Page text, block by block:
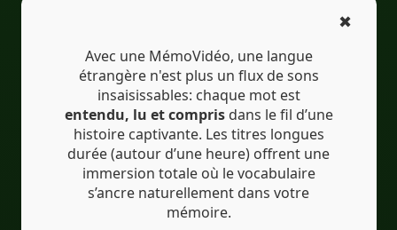
✖
Avec une MémoVidéo, une langue
étrangère n'est plus un flux de sons
insaisissables: chaque mot est
entendu, lu et comprisdans le fil d’une
histoire captivante. Les titres longues
durée (autour d’une heure) offrent une
immersion totale où le vocabulaire
s’ancre naturellement dans votre
mémoire.